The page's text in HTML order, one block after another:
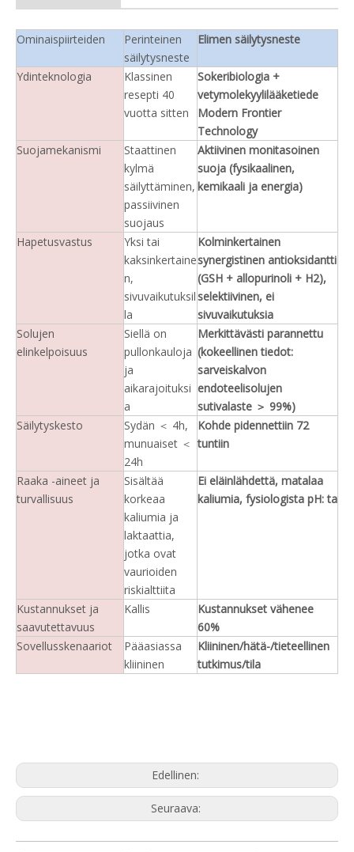
Ominaispiirteiden
Perinteinen
säilytysneste
Elimen säilytysneste
Ydinteknologia
Klassinen
resepti 40
vuotta sitten
Sokeribiologia +
vetymolekyylilääketiede
Modern Frontier
Technology
Suojamekanismi
Staattinen
kylmä
säilyttäminen,
passiivinen
suojaus
Aktiivinen monitasoinen
suoja (fysikaalinen,
kemikaali ja energia)
Hapetusvastus
Yksi tai
kaksinkertaine
n,
sivuvaikutuksil
la
Kolminkertainen
synergistinen antioksidantti
(GSH + allopurinoli + H2),
selektiivinen, ei
sivuvaikutuksia
Solujen
elinkelpoisuus
Siellä on
pullonkauloja
ja
aikarajoituksi
a
Merkittävästi parannettu
(kokeellinen tiedot:
sarveiskalvon
endoteelisolujen
sutivalaste ＞ 99%)
Säilytyskesto
Sydän ＜ 4h,
munuaiset ＜
24h
Kohde pidennettiin 72
tuntiin
Raaka -aineet ja
turvallisuus
Sisältää
korkeaa
kaliumia ja
laktaattia,
jotka ovat
vaurioiden
riskialttiita
Ei eläinlähdettä, matalaa
kaliumia, fysiologista pH: ta
Kustannukset ja
saavutettavuus
Kallis
Kustannukset vähenee
60%
Sovellusskenaariot
Pääasiassa
kliininen
Kliininen/hätä-/tieteellinen
tutkimus/tila
Edellinen:
Seuraava: